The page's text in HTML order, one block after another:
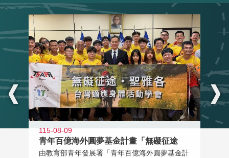
:::
115-08-09
青年百億海外圓夢基金計畫「無礙征途
由教育部青年發展署「青年百億海外圓夢基金計